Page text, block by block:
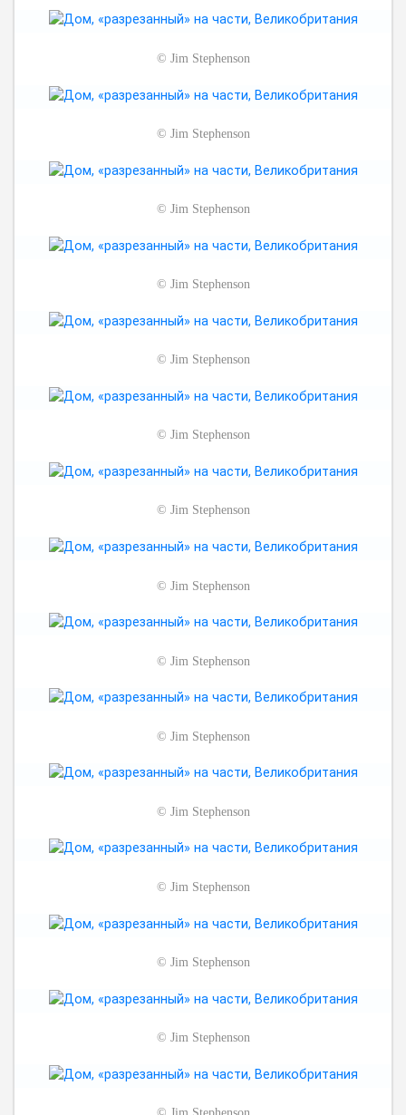
© Jim Stephenson
© Jim Stephenson
© Jim Stephenson
© Jim Stephenson
© Jim Stephenson
© Jim Stephenson
© Jim Stephenson
© Jim Stephenson
© Jim Stephenson
© Jim Stephenson
© Jim Stephenson
© Jim Stephenson
© Jim Stephenson
© Jim Stephenson